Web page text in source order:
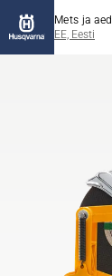
Mets ja aed
EE, Eesti